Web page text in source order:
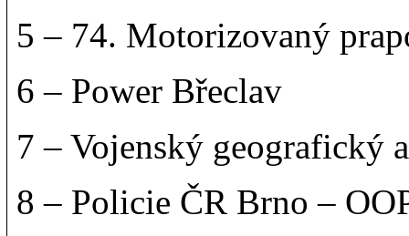
5 – 74. Motorizovaný
6 – Power Břeclav
7 – Vojenský geografický
8 – Policie ČR Brno –